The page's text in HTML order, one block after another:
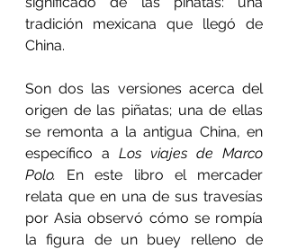
tradición mexicana que llegó de
China.
Son dos las versiones acerca del
origen de las piñatas; una de ellas
se remonta a la antigua China, en
específico a Los viajes de Marco
Polo. En este libro el mercader
relata que en una de sus travesías
por Asia observó cómo se rompía
la figura de un buey relleno de